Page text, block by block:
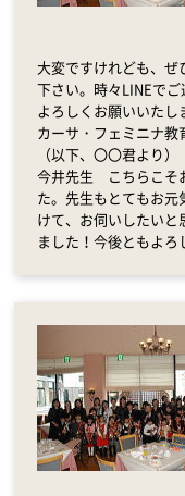
大変ですけれども、
下さい。時々LINEで
よろしくお願いいたし
カーサ・フェミニナ
（以下、〇〇君より）
今井先生 こちらこそ
た。先生もとてもお
けて、お伺いしたいと
ました！今後ともよ